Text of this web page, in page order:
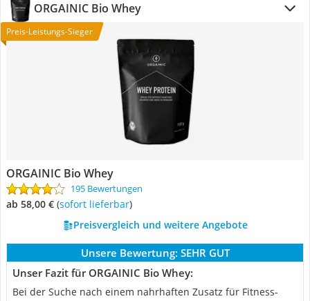
ORGAINIC Bio Whey
Preis-Leistungs-Sieger
ORGAINIC Bio Whey
195 Bewertungen
ab 58,00 € ( Sofort lieferbar)
Preisvergleich und weitere Angebote
Unsere Bewertung: SEHR GUT
Unser Fazit für ORGAINIC Bio Whey:
Bei der Suche nach einem nahrhaften Zusatz für Fitness-